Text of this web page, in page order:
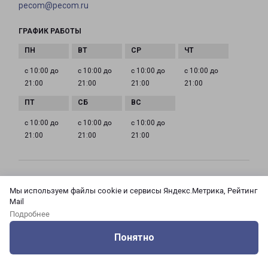
Мы используем файлы cookie и сервисы Яндекс.Метрика, Рейтинг
Mail
Подробнее
Понятно
pecom@pecom.ru
ГРАФИК РАБОТЫ
с 10:00 до
21:00
с 10:00 до
21:00
с 10:00 до
21:00
с 10:00 до
21:00
с 10:00 до
21:00
с 10:00 до
21:00
с 10:00 до
21:00
Россия, Москва город, Зюзино район, улица
Азовская, дом 24, корпус 3